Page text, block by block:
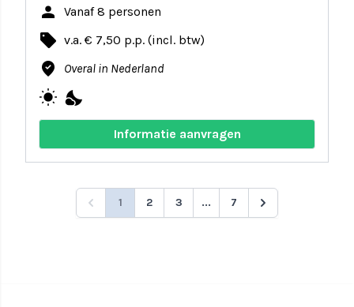
person Vanaf 8 personen
local_offer v.a. € 7,50 p.p. (incl. btw)
where_to_vote Overal in Nederland
wb_sunny nights_stay
Informatie aanvragen
1 2 3 ... 7